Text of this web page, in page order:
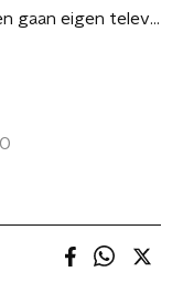
Jan-Willem en Jeroen gaan eigen televisieprogramma maken: Jan-Willem Ruimt Op!